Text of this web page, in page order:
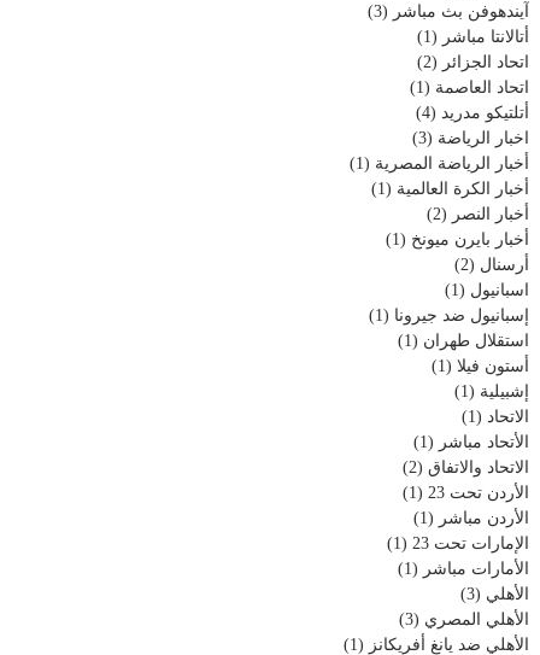
آيندهوفن بث مباشر (3)
أتالانتا مباشر (1)
اتحاد الجزائر (2)
اتحاد العاصمة (1)
أتلتيكو مدريد (4)
اخبار الرياضة (3)
أخبار الرياضة المصرية (1)
أخبار الكرة العالمية (1)
أخبار النصر (2)
أخبار بايرن ميونخ (1)
أرسنال (2)
اسبانيول (1)
إسبانيول ضد جيرونا (1)
استقلال طهران (1)
أستون فيلا (1)
إشبيلية (1)
الاتحاد (1)
الأتحاد مباشر (1)
الاتحاد والاتفاق (2)
الأردن تحت 23
(1)
الأردن مباشر (1)
الإمارات تحت 23
(1)
الأمارات مباشر (1)
الأهلي (3)
الأهلي المصري (3)
الأهلي ضد يانغ أفريكانز (1)